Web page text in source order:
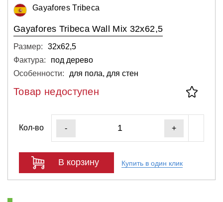
Gayafores Tribeca
Gayafores Tribeca Wall Mix 32x62,5
Размер:
32х62,5
Фактура:
под дерево
Особенности:
для пола, для стен
Товар недоступен
Кол-во - +
В корзину Купить в один клик